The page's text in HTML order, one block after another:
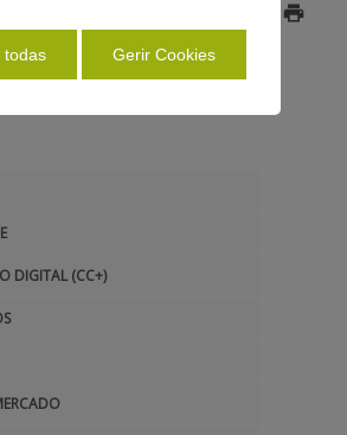
DIGITAL (CC+)
todas Gerir Cookies